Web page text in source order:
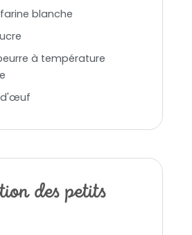
des petits
blanche
à température
d'œuf